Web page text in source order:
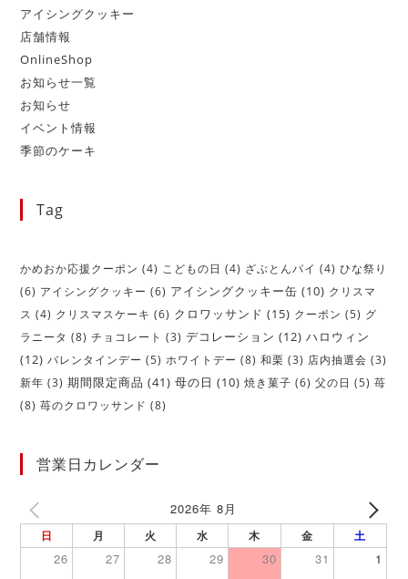
アイシングクッキー
店舗情報
OnlineShop
お知らせ一覧
お知らせ
イベント情報
季節のケーキ
Tag
かめおか応援クーポン (4) こどもの日 (4) ざぶとんパイ (4) ひな祭り
(6) アイシングクッキー (6) アイシングクッキー缶 (10) クリスマ
ス (4) クリスマスケーキ (6) クロワッサンド (15) クーポン (5) グ
ラニータ (8) チョコレート (3) デコレーション (12) ハロウィン
(12) バレンタインデー (5) ホワイトデー (8) 和栗 (3) 店内抽選会 (3)
新年 (3) 期間限定商品 (41) 母の日 (10) 焼き菓子 (6) 父の日 (5) 苺
(8) 苺のクロワッサンド (8)
営業日カレンダー
2026年 8月
日 月 火 水 木 金 土
26 27 28 29 30 31 1